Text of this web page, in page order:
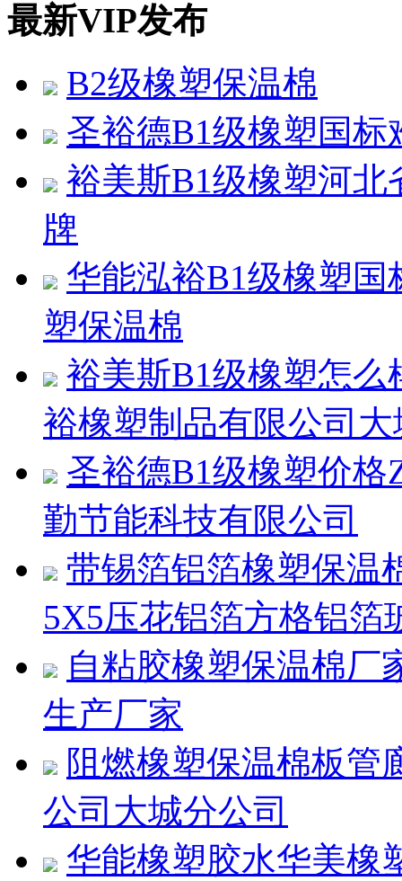
最新VIP发布
B2级橡塑保温棉
圣裕德B1级橡塑国标
裕美斯B1级橡塑河
牌
华能泓裕B1级橡塑
塑保温棉
裕美斯B1级橡塑怎
裕橡塑制品有限公司
圣裕德B1级橡塑价
勤节能科技有限公司
带锡箔铝箔橡塑保温
5X5压花铝箔方格铝箔
自粘胶橡塑保温棉厂
生产厂家
阻燃橡塑保温棉板管
公司大城分公司
华能橡塑胶水华美橡